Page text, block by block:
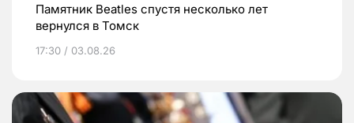
Памятник Beatles спустя несколько лет
вернулся в Томск
17:30 / 03.08.26